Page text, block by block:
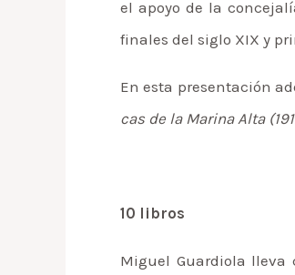
el apoyo de la
finales del siglo XIX y
En esta presentación
cas de la Marina Alta
10 libros
Miguel Guardiola